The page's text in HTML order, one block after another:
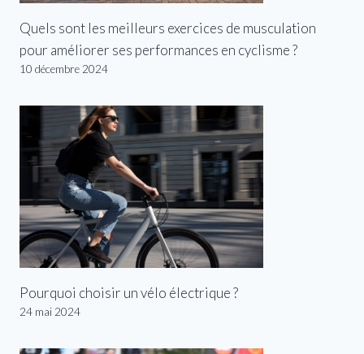
Quels sont les meilleurs exercices de musculation
pour améliorer ses performances en cyclisme ?
10 décembre 2024
Pourquoi choisir un vélo électrique ?
24 mai 2024